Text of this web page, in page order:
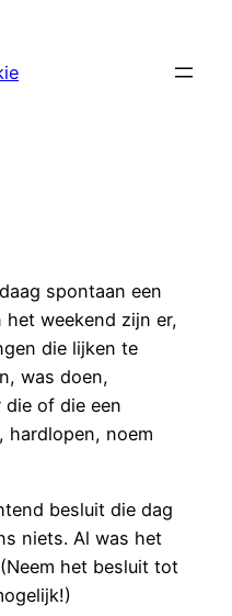
spontaan een
weekend zijn er,
die lijken te
was doen,
of die een
hardlopen, noem
besluit die dag
niets. Al was het
het besluit tot